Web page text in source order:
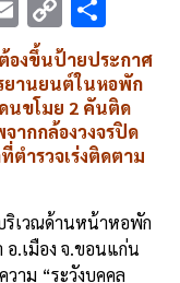
E
m
ai
l
C
o
py
Li
n
h
ar
e
องขึ้นป้ายประกาศ
ยานยนต์ในหอพัก
นขโมย 2 คันติด
กกล้องวงจรปิด
ำรวจเร่งติดตาม
ริเวณด้านหน้าหอพัก
.เมือง จ.ขอนแก่น
าม “ระวังบุคคล